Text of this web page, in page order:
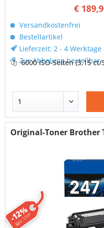
€
Versandkostenfrei
Bestellartikel
Lieferzeit: 2 - 4 Werktage
Zur Abholung bestellbar
6000 ISO-Seiten(3,15 ct/
-12%
ggü. UVP
Original-Toner Brother